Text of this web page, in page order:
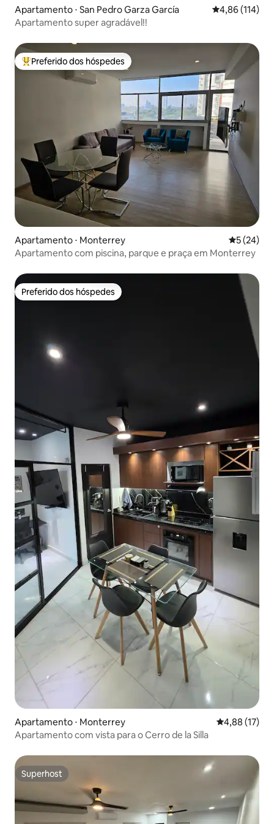
Apartamento ⋅ San Pedro Garza García 4,86 de uma
4,86 (114)
Apartamento super agradável!!
Entre os melhores preferidos dos hóspedes
Preferido dos hóspedes
Apartamento ⋅ Monterrey 5 de uma
5 (24)
Apartamento com piscina, parque e praça em Monterrey
Preferido dos hóspedes
Preferido dos hóspedes
Apartamento ⋅ Monterrey 4,88 de uma
4,88 (17)
Apartamento com vista para o Cerro de la Silla
Superhost
Superhost